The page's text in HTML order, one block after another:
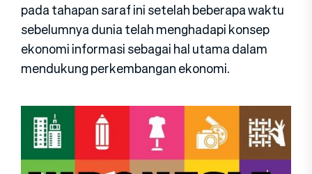
pada tahapan saraf ini setelah beberapa waktu
sebelumnya dunia telah menghadapi konsep
ekonomi informasi sebagai hal utama dalam
mendukung perkembangan ekonomi.